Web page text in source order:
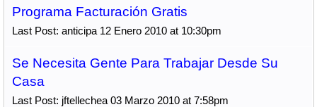
Programa Facturación Gratis
Last Post: anticipa 12 Enero 2010 at 10:30pm
Se Necesita Gente Para Trabajar Desde Su
Casa
Last Post: jftellechea 03 Marzo 2010 at 7:58pm